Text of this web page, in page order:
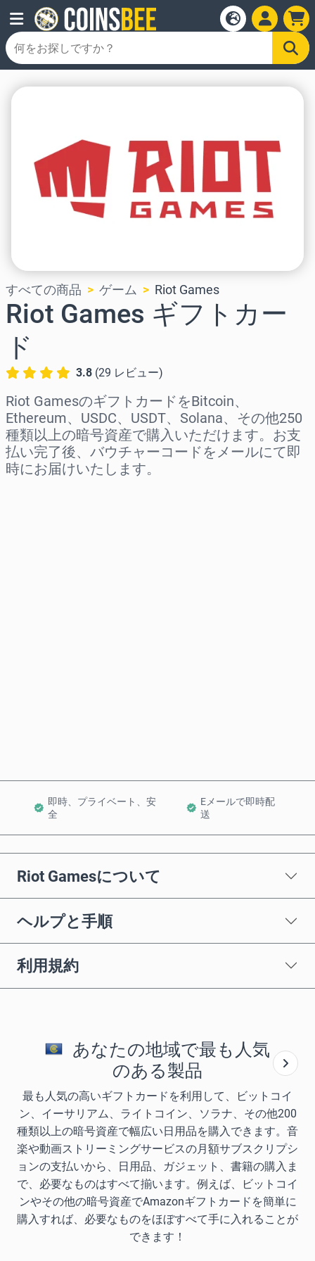
すべての商品 ゲーム Riot Games
Riot Games ギフトカー
ド
3.8 (29 レビュー)
Riot GamesのギフトカードをBitcoin、
Ethereum、USDC、USDT、Solana、その他250
種類以上の暗号資産で購入いただけます。お支
払い完了後、バウチャーコードをメールにて即
時にお届けいたします。
即時、プライベート、安
全
Eメールで即時配
送
Riot Gamesについて
ヘルプと手順
利用規約
あなたの地域で最も人気
のある製品
最も人気の高いギフトカードを利用して、ビットコイ
ン、イーサリアム、ライトコイン、ソラナ、その他200
種類以上の暗号資産で幅広い日用品を購入できます。音
楽や動画ストリーミングサービスの月額サブスクリプシ
ョンの支払いから、日用品、ガジェット、書籍の購入ま
で、必要なものはすべて揃います。例えば、ビットコイ
ンやその他の暗号資産でAmazonギフトカードを簡単に
購入すれば、必要なものをほぼすべて手に入れることが
できます！